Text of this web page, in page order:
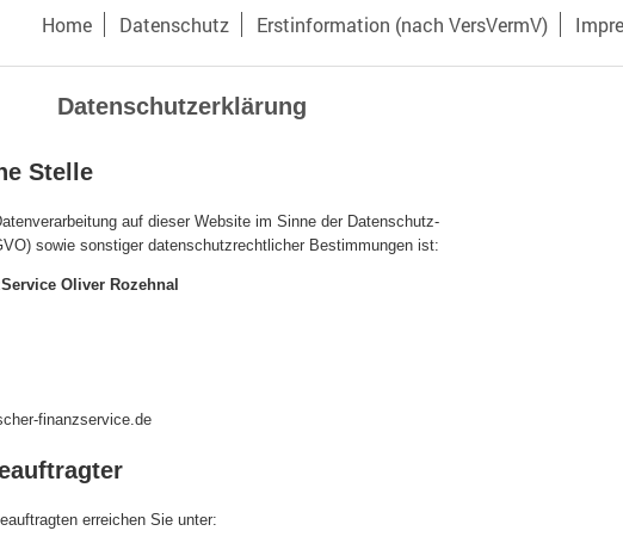
Home Datenschutz Erstinformation (nach VersVermV)
Datenschutzerklärung